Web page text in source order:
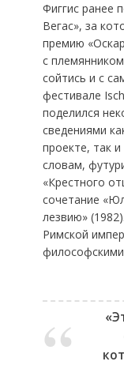
Фиггис ранее
Вегас», за
премию
с
сойтись и с
фестивале
поделился
сведениями
проекте, так
словам,
«Крестного
сочетание
лезвию»
Римской